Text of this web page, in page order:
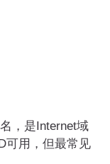
，是Internet域
可用，但最常见